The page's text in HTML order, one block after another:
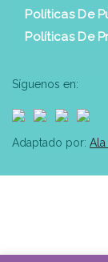
Políticas De
Políticas De
Síguenos en:
Adaptado por: